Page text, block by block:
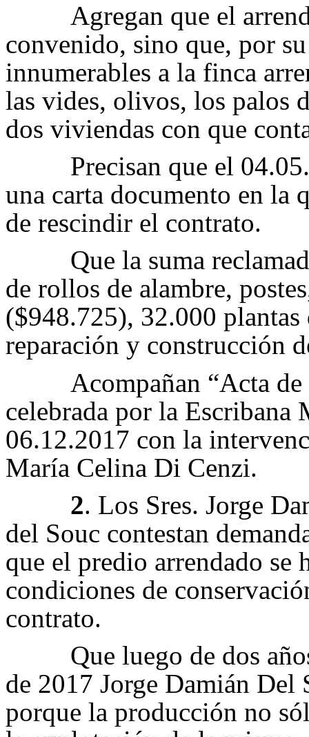
Agregan que el
convenido, sino que, por
innumerables a la finca
las vides, olivos, los palos
dos viviendas con que
Precisan que el
una carta documento en la
de rescindir el contrato.
Que la suma
de rollos de alambre,
($948.725), 32.000
reparación y construcción
Acompañan “Acta
celebrada por la
06.12.2017 con la
María Celina Di Cenzi.
2. Los Sres. Jorge
del Souc contestan
que el predio arrendado se
condiciones de
contrato.
Que luego de dos
de 2017 Jorge Damián
porque la producción no